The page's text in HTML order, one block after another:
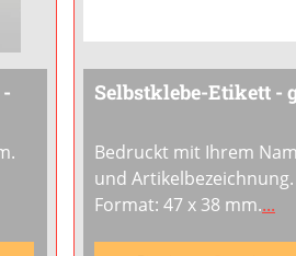
Selbstklebe-Etikett -
Bedruckt mit Ihrem
und Artikelbezeichnung.
Format: 47 x 38 mm....